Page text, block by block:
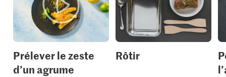
Prélever le zeste
d’un agrume
Rôtir